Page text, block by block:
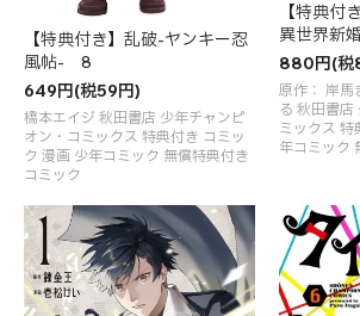
【特典付き】乱破-ヤンキー忍
風帖- 8
649円(税59円)
橋本エイジ 秋田書店 少年チャンピ
オン・コミックス 特典付き コミッ
ク 漫画 少年コミック 無償特典付き
コミック
【特典付
異世界新
880円(税
原作： 岸
る 秋田書店
ミックス 特
年コミック